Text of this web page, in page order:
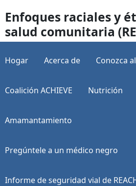
Enfoques raciales y
salud comunitaria
Hogar Acerca de Conozca
Coalición ACHIEVE Nutrición
Amamantamiento
Pregúntele a un médico negro
Informe de seguridad vial de